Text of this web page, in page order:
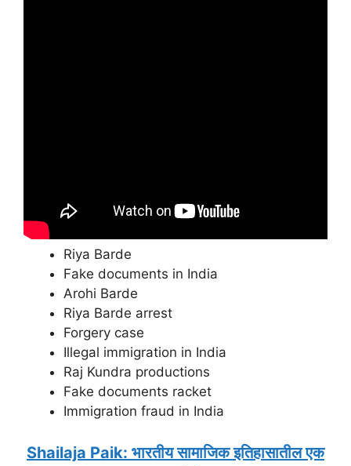
Riya Barde
Fake documents in India
Arohi Barde
Riya Barde arrest
Forgery case
Illegal immigration in India
Raj Kundra productions
Fake documents racket
Immigration fraud in India
Shailaja Paik: भारतीय सामाजिक इतिहासातील एक